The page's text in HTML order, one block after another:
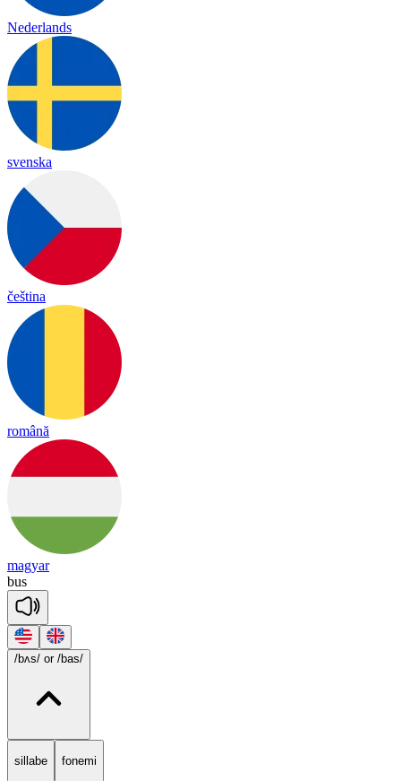
Nederlands
svenska
čeština
română
magyar
bus
/bʌs/ or /bas/
sillabe fonemi